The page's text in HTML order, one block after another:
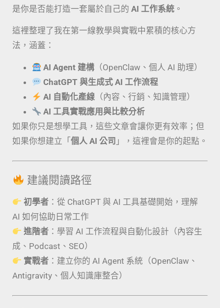
是你是否能打造一套屬於自己的 AI 工作系統 。
這裡整理了我在第一線教學與實戰中累積的核心方
法，涵蓋：
AI Agent 建構 （OpenClaw、個人 AI 助理）
ChatGPT 與生成式 AI 工作流程
AI 自動化產線 （內容、行銷、知識管理）
AI 工具實戰應用與比較分析
如果你只是想學工具，這些文章會讓你更有效率；但
如果你想建立「 個人 AI 公司 」，這裡會是你的起點。
建議閱讀路徑
初學者 ：從 ChatGPT 與 AI 工具基礎開始，理解
AI 如何協助日常工作
進階者 ：學習 AI 工作流程與自動化設計（內容生
成、Podcast、SEO）
實戰者 ：建立你的 AI Agent 系統（OpenClaw、
Antigravity、個人知識庫整合）